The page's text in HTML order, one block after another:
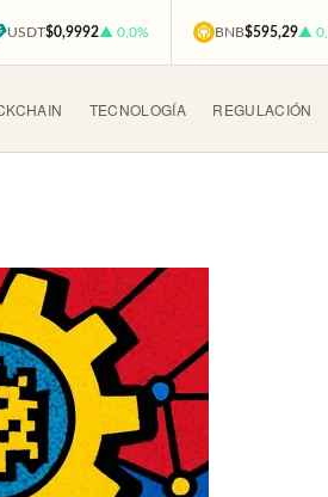
USDT$0,9992▲ 0,0% BNB$595,29▲
TECNOLOGÍA REGULACIÓN